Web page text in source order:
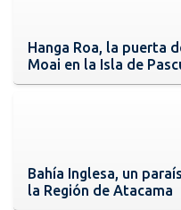
Hanga Roa, la puerta
Moai en la Isla de
Bahía Inglesa, un
la Región de Atacama